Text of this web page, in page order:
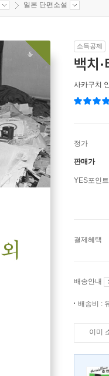
일본 단편소설
소득공제
백치
사카구치
정가
판매가
YES포인트
결제혜택
배송안내
배송비 :
이미